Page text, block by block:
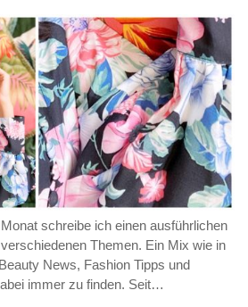
schreibe ich einen ausführlichen
Themen. Ein Mix wie in
News, Fashion Tipps und
immer zu finden. Seit…